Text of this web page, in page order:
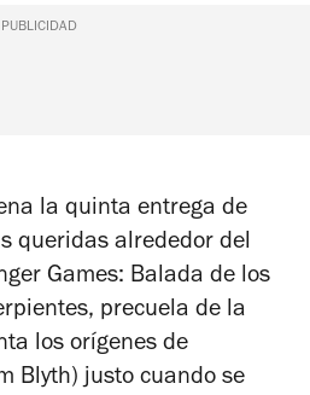
PUBLICIDAD
la quinta entrega de
queridas alrededor del
Games: Balada de los
, precuela de la
los orígenes de
Blyth) justo cuando se